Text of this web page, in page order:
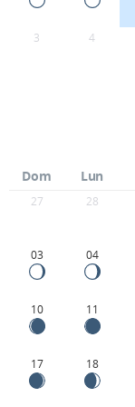
3 4
Dom Lun
27 28
03 04
10 11
17 18